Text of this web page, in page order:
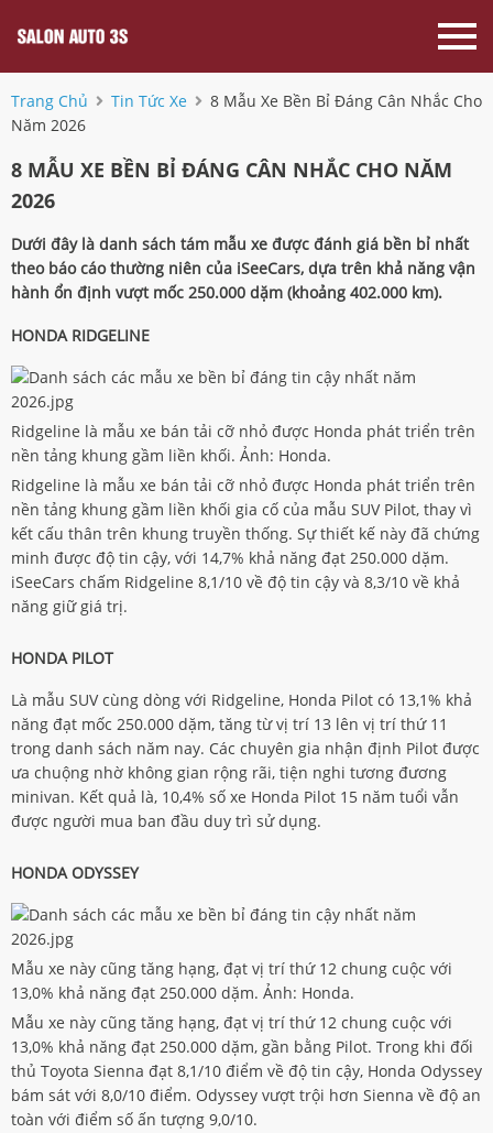
Trang Chủ Tin Tức Xe
8 Mẫu Xe Bền Bỉ Đáng Cân Nhắc Cho
Năm 2026
8 MẪU XE BỀN BỈ ĐÁNG CÂN NHẮC CHO NĂM
2026
Dưới đây là danh sách tám mẫu xe được đánh giá bền bỉ nhất
theo báo cáo thường niên của iSeeCars, dựa trên khả năng vận
hành ổn định vượt mốc 250.000 dặm (khoảng 402.000 km).
HONDA RIDGELINE
Ridgeline là mẫu xe bán tải cỡ nhỏ được Honda phát triển trên
nền tảng khung gầm liền khối. Ảnh: Honda.
Ridgeline là mẫu xe bán tải cỡ nhỏ được Honda phát triển trên
nền tảng khung gầm liền khối gia cố của mẫu SUV Pilot, thay vì
kết cấu thân trên khung truyền thống. Sự thiết kế này đã chứng
minh được độ tin cậy, với 14,7% khả năng đạt 250.000 dặm.
iSeeCars chấm Ridgeline 8,1/10 về độ tin cậy và 8,3/10 về khả
năng giữ giá trị.
HONDA PILOT
Là mẫu SUV cùng dòng với Ridgeline, Honda Pilot có 13,1% khả
năng đạt mốc 250.000 dặm, tăng từ vị trí 13 lên vị trí thứ 11
trong danh sách năm nay. Các chuyên gia nhận định Pilot được
ưa chuộng nhờ không gian rộng rãi, tiện nghi tương đương
minivan. Kết quả là, 10,4% số xe Honda Pilot 15 năm tuổi vẫn
được người mua ban đầu duy trì sử dụng.
HONDA ODYSSEY
Mẫu xe này cũng tăng hạng, đạt vị trí thứ 12 chung cuộc với
13,0% khả năng đạt 250.000 dặm. Ảnh: Honda.
Mẫu xe này cũng tăng hạng, đạt vị trí thứ 12 chung cuộc với
13,0% khả năng đạt 250.000 dặm, gần bằng Pilot. Trong khi đối
thủ Toyota Sienna đạt 8,1/10 điểm về độ tin cậy, Honda Odyssey
bám sát với 8,0/10 điểm. Odyssey vượt trội hơn Sienna về độ an
toàn với điểm số ấn tượng 9,0/10.